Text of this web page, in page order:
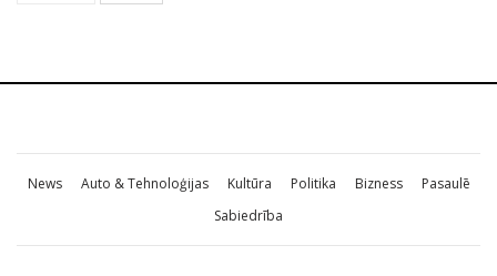
News Auto & Tehnoloģijas Kultūra Politika Bizness
Pasaulē
Sabiedrība